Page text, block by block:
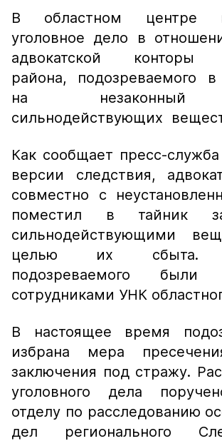
В областном центре
уголовное дело в
адвокатской конторы
района, подозреваемого
на незаконный
сильнодействующих
Как сообщает пресс-
версии следствия,
совместно с
поместил в тайник
сильнодействующими
целью их сбыта.
подозреваемого были
сотрудниками УНК
В настоящее время
избрана мера
заключения под стражу.
уголовного дела
отделу по расследованию
дел регионального